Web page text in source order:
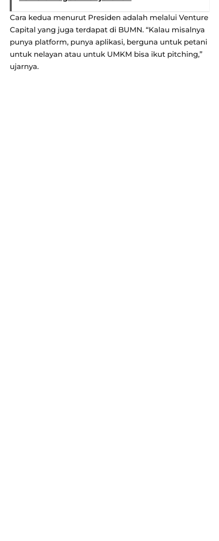
Cara kedua menurut Presiden adalah melalui Venture
Capital yang juga terdapat di BUMN. “Kalau misalnya
punya platform, punya aplikasi, berguna untuk petani
untuk nelayan atau untuk UMKM bisa ikut pitching,”
ujarnya.